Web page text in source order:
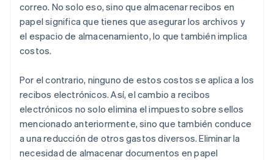
correo. No solo eso, sino que almacenar recibos en
papel significa que tienes que asegurar los archivos y
el espacio de almacenamiento, lo que también implica
costos.
Por el contrario, ninguno de estos costos se aplica a los
recibos electrónicos. Así, el cambio a recibos
electrónicos no solo elimina el impuesto sobre sellos
mencionado anteriormente, sino que también conduce
a una reducción de otros gastos diversos. Eliminar la
necesidad de almacenar documentos en papel